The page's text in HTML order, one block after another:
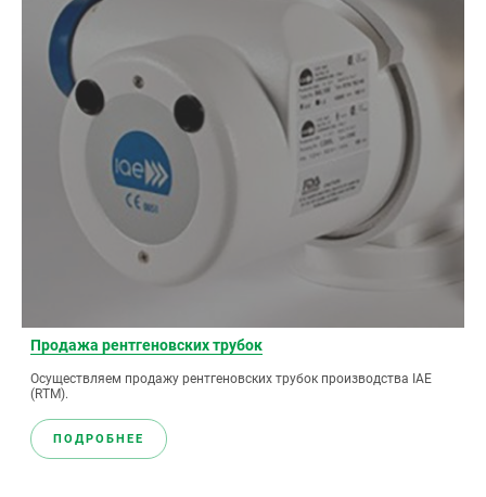
Продажа рентгеновских трубок
Осуществляем продажу рентгеновских трубок производства IAE
(RTM).
ПОДРОБНЕЕ